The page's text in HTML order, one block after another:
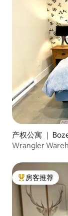
产权公寓 ｜
Wrangler
热门「房客推荐
房客推荐